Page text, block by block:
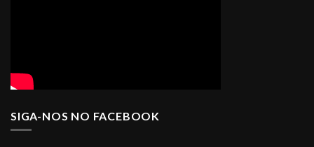
SIGA-NOS NO FACEBOOK